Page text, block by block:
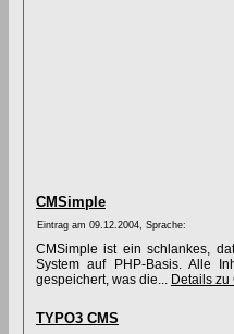
CMSimple
Eintrag am 09.12.2004, Sprache:
CMSimple ist ein schlankes,
System auf PHP-Basis. Alle
gespeichert, was die... Details zu
TYPO3 CMS